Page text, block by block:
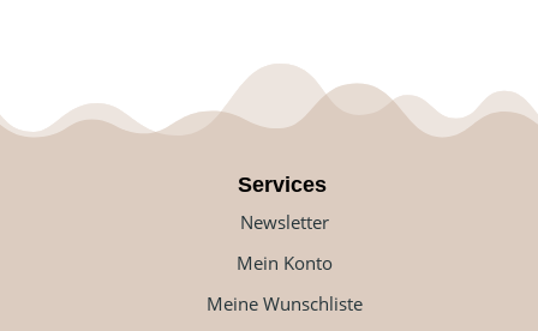
Services
Newsletter
Mein Konto
Meine Wunschliste